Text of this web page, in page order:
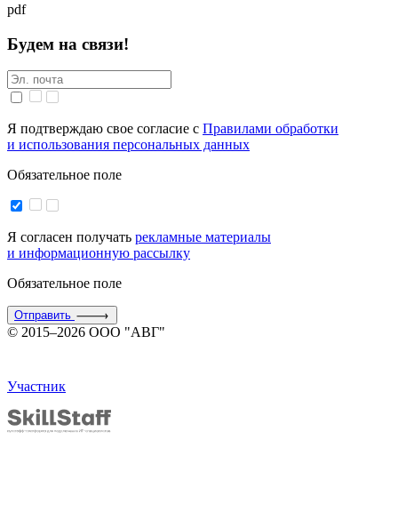
pdf
Будем на связи!
Я подтверждаю свое согласие с Правилами обработки
и использования персональных данных
Обязательное поле
Я согласен получать рекламные материалы
и информационную рассылку
Обязательное поле
Отправить
© 2015–2026 ООО "АВГ"
Участник